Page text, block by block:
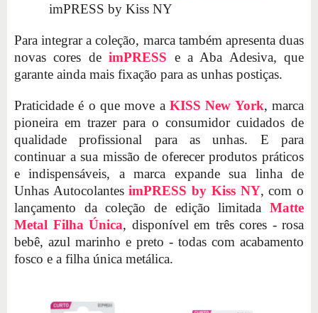
imPRESS by Kiss NY
Para integrar a coleção, marca também apresenta duas
novas cores deimPRESS e a Aba Adesiva, que
garante ainda mais fixação para as unhas postiças.
Praticidade é o que move a KISS New York, marca
pioneira em trazer para o consumidor cuidados de
qualidade profissional para as unhas. E para
continuar a sua missão de oferecer produtos práticos
e indispensáveis, a marca expande sua linha de
Unhas AutocolantesimPRESS by Kiss NY, com o
lançamento da coleção de edição limitada Matte
Metal Filha Única, disponível em três cores - rosa
bebê, azul marinho e preto - todas com acabamento
fosco e a filha única metálica.